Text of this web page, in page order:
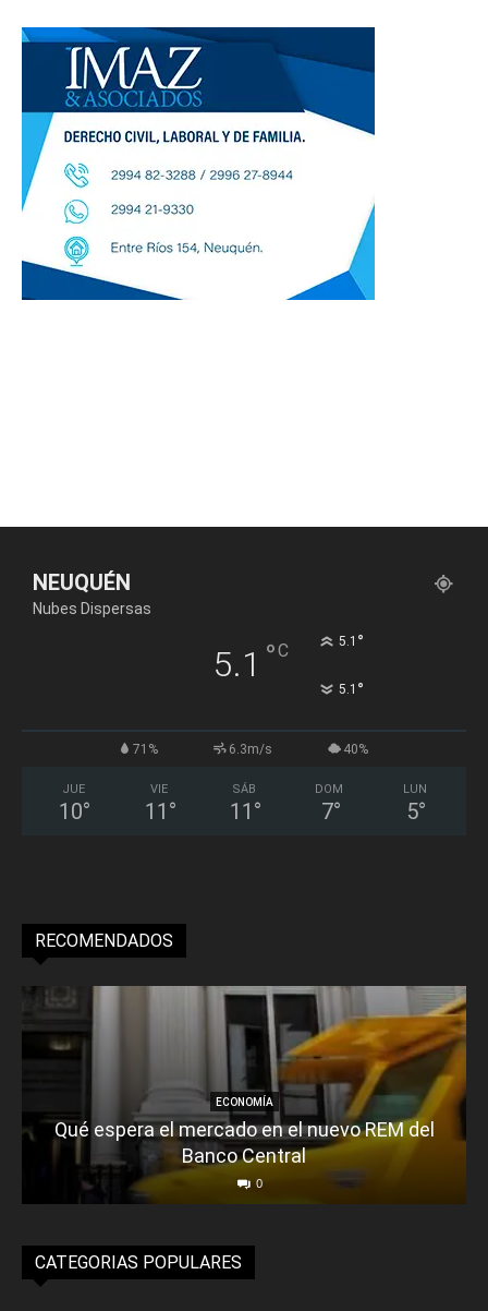
NEUQUÉN
Nubes Dispersas
5.1 °C 5.1 °
5.1 °
71% 6.3m/s 40%
JUE
10°
VIE
11 °
SÁB
11 °
DOM
7°
LUN
5°
RECOMENDADOS
ECONOMÍA
Qué espera el mercado en el nuevo REM del
Banco Central
0
CATEGORIAS POPULARES